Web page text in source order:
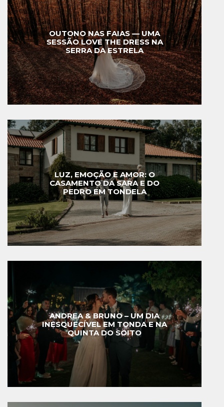
OUTONO NAS FAIAS — UMA
SESSÃO LOVE THE DRESS NA
SERRA DA ESTRELA
LUZ, EMOÇÃO E AMOR: O
CASAMENTO DA SARA E DO
PEDRO EM TONDELA
ANDREA & BRUNO – UM DIA
INESQUECÍVEL EM TONDA E NA
QUINTA DO SOITO